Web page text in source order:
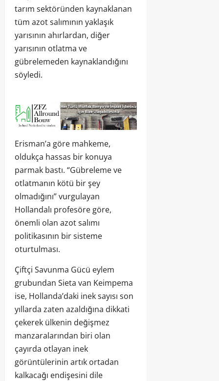
tarım sektöründen kaynaklanan
tüm azot salımının yaklaşık
yarısının ahırlardan, diğer
yarısının otlatma ve
gübrelemeden kaynaklandığını
söyledi.
Erisman’a göre mahkeme,
oldukça hassas bir konuya
parmak bastı. “Gübreleme ve
otlatmanın kötü bir şey
olmadığını” vurgulayan
Hollandalı profesöre göre,
önemli olan azot salımı
politikasının bir sisteme
oturtulması.
Çiftçi Savunma Gücü eylem
grubundan Sieta van Keimpema
ise, Hollanda’daki inek sayısı son
yıllarda zaten azaldığına dikkati
çekerek ülkenin değişmez
manzaralarından biri olan
çayırda otlayan inek
görüntülerinin artık ortadan
kalkacağı endişesini dile